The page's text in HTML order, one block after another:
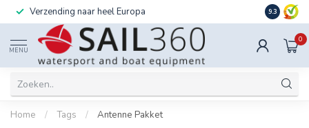
Verzending naar heel Europa Ook
9.3
MENU
0
Home / Tags / Antenne Pakket